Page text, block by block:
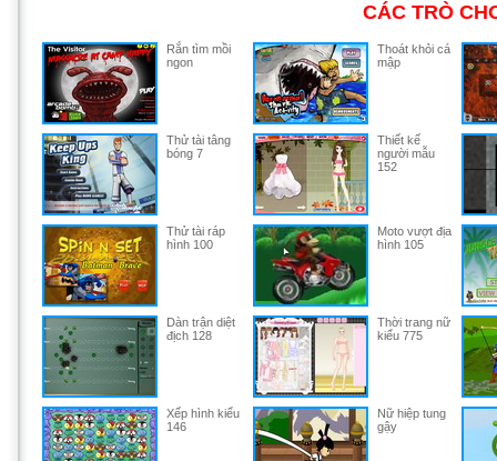
CÁC TRÒ
Rắn tìm mồi
ngon
Thoát khỏi cá
mập
Thử tài tâng
bóng 7
Thiết kế
người mẫu
152
Thử tài ráp
hình 100
Moto vượt địa
hình 105
Dàn trận diệt
địch 128
Thời trang nữ
kiểu 775
Xếp hình kiểu
146
Nữ hiệp tung
gậy